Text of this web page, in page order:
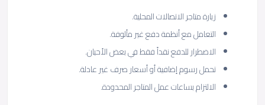
زيارة متاجر الاتصالات المحلية.
التعامل مع أنظمة دفع غير مألوفة.
الاضطرار للدفع نقداً فقط في بعض الأحيان.
تحمل رسوم إضافية أو أسعار صرف غير عادلة.
الالتزام بساعات عمل المتاجر المحدودة.